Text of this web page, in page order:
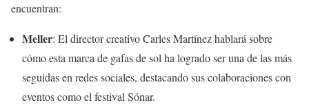
encuentran:
Meller: El director creativo Carles Martínez hablará sobre
cómo esta marca de gafas de sol ha logrado ser una de las más
seguidas en redes sociales, destacando sus colaboraciones con
eventos como el festival Sónar.